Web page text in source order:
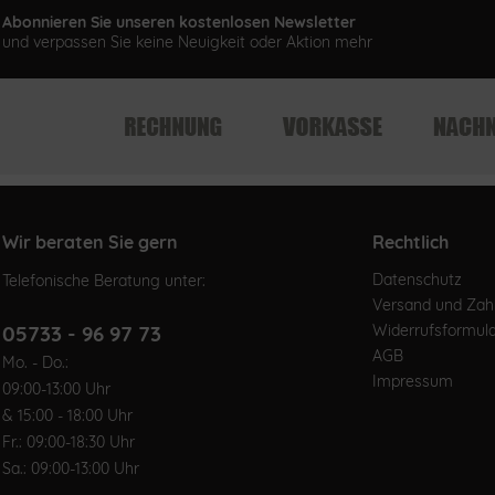
Abonnieren Sie unseren kostenlosen Newsletter
und verpassen Sie keine Neuigkeit oder Aktion mehr
Wir beraten Sie gern
Telefonische Beratung unter:
05733 - 96 97 73
Mo. - Do.:
09:00-13:00 Uhr
& 15:00 - 18:00 Uhr
Fr.: 09:00-18:30 Uhr
Sa.: 09:00-13:00 Uhr
Rechtlich
Datenschutz
Versand und
AGB
Impressum